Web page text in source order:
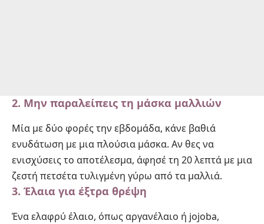
2. Μην παραλείπεις τη μάσκα μαλλιών
Μία με δύο φορές την εβδομάδα, κάνε βαθιά
ενυδάτωση με μια πλούσια μάσκα. Αν θες να
ενισχύσεις το αποτέλεσμα, άφησέ τη 20 λεπτά με μια
ζεστή πετσέτα τυλιγμένη γύρω από τα μαλλιά.
3. Έλαια για έξτρα θρέψη
Ένα ελαφρύ έλαιο, όπως αργανέλαιο ή jojoba,